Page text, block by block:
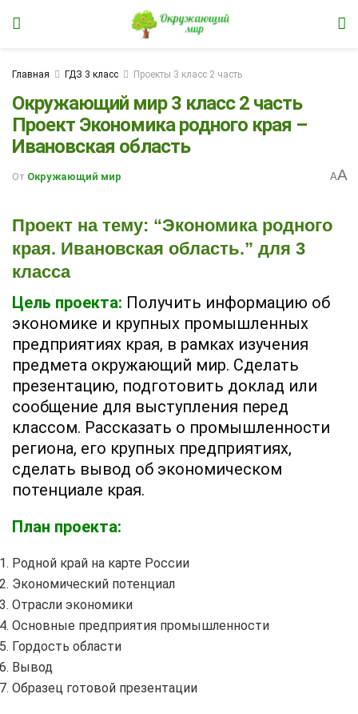
Главная ГДЗ 3 класс Проекты 3 класс 2 часть
Окружающий мир 3 класс 2 часть
Проект Экономика родного края –
Ивановская область
От Окружающий мир AA
Проект на тему: “Экономика родного
края. Ивановская область.” для 3
класса
Цель проекта: Получить информацию об
экономике и крупных промышленных
предприятиях края, в рамках изучения
предмета окружающий мир. Сделать
презентацию, подготовить доклад или
сообщение для выступления перед
классом. Рассказать о промышленности
региона, его крупных предприятиях,
сделать вывод об экономическом
потенциале края.
План проекта:
Родной край на карте России
Экономический потенциал
Отрасли экономики
Основные предприятия промышленности
Гордость области
Вывод
Образец готовой презентации